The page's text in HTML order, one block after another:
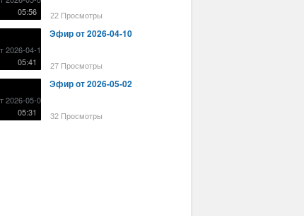
05:56 22 Просмотры
05:41
Эфир от 2026-04-10
27 Просмотры
05:31
Эфир от 2026-05-02
32 Просмотры